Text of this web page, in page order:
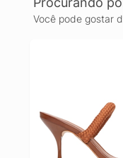
Você pode gostar